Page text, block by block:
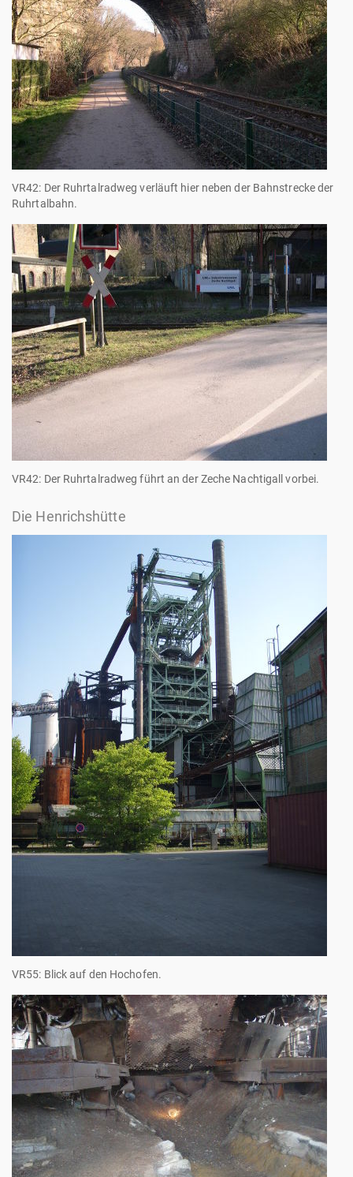
VR42: Der Ruhrtalradweg verläuft hier neben der Bahnstrecke der
Ruhrtalbahn.
VR42: Der Ruhrtalradweg führt an der Zeche Nachtigall vorbei.
Die Henrichshütte
VR55: Blick auf den Hochofen.